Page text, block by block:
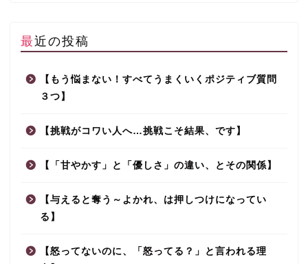
最近の投稿
【もう悩まない！すべてうまくいくポジティブ質問
３つ】
【挑戦がコワい人へ…挑戦こそ結果、です】
【「甘やかす」と「優しさ」の違い、とその関係】
【与えると奪う～よかれ、は押しつけになってい
る】
【怒ってないのに、「怒ってる？」と言われる理